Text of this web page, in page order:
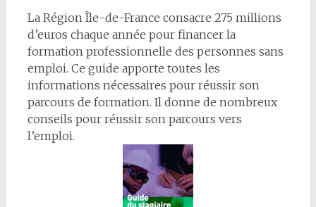
La Région Île-de-France consacre 275 millions
d’euros chaque année pour financer la
formation professionnelle des personnes sans
emploi. Ce guide apporte toutes les
informations nécessaires pour réussir son
parcours de formation. Il donne de nombreux
conseils pour réussir son parcours vers
l’emploi.